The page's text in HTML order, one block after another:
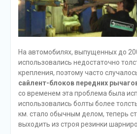
На автомобилях, выпущенных до
использовались недостаточно
крепления, поэтому часто
сайлент-блоков передних
со временем эта проблема была
использовались болты более
км. стало обычным делом, теперь
выходить из строя резинки